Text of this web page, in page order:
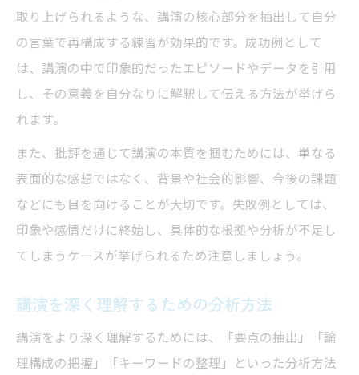
取り上げられるような、講演の核心部分を抽出して自分
の言葉で再構成する練習が効果的です。成功例として
は、講演の中で印象的だったエピソードやデータを引用
し、その意義を自分なりに解釈して伝える方法が挙げら
れます。
また、批評を通じて講演の本質を掴むためには、単なる
表面的な感想ではなく、背景や社会的影響、今後の課題
などにも目を向けることが大切です。失敗例としては、
印象や感情だけに終始し、具体的な根拠や分析が不足し
てしまうケースが挙げられるため注意しましょう。
講演を深く理解するための分析方法
講演をより深く理解するためには、「要点の抽出」「論
理構成の把握」「キーワードの整理」といった分析方法